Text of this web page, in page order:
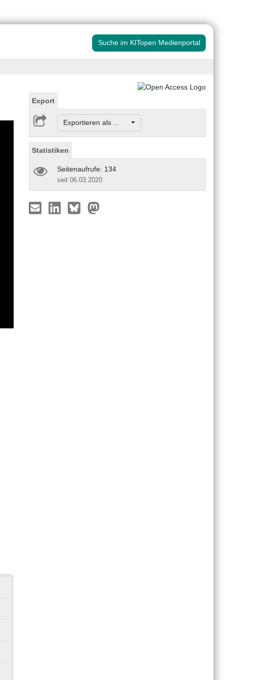
Suche im KITopen Medienportal
Export
Exportieren als ...
Statistiken
Seitenaufrufe: 134
seit 06.03.2020